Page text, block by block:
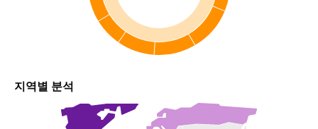
지역별 분석